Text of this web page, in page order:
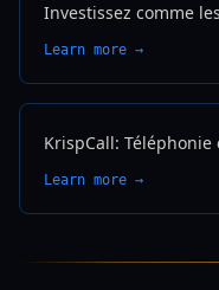
Investissez comme
Learn more →
KrispCall:
Learn more →